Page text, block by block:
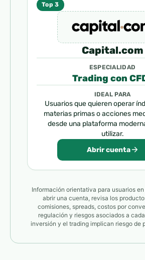
Top 3
Capital.com
ESPECIALIDAD
Trading con
IDEAL PARA
Usuarios que quieren operar
materias primas o acciones
desde una plataforma
utilizar.
Abrir cuenta
Información orientativa para usuarios
abrir una cuenta, revisa los
comisiones, spreads, costos por
regulación y riesgos asociados a
inversión y el trading implican riesgo de